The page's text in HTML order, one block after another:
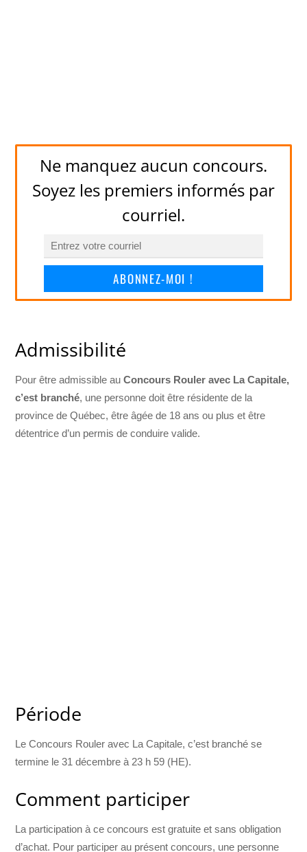
Ne manquez aucun concours.
Soyez les premiers informés par
courriel.
ABONNEZ-MOI !
Admissibilité
Pour être admissible auConcours Rouler avec La Capitale,
c’est branché, une personne doit être résidente de la
province de Québec, être âgée de 18 ans ou plus et être
détentrice d’un permis de conduire valide.
Période
Le Concours Rouler avec La Capitale, c’est branché se
termine le 31 décembre à 23 h 59 (HE).
Comment participer
La participation à ce concours est gratuite et sans obligation
d’achat. Pour participer au présent concours, une personne